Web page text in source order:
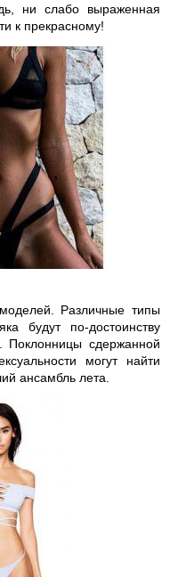
ни слабо выраженная
к прекрасному!
Различные типы
будут по-достоинству
сдержанной
могут найти
ансамбль лета.